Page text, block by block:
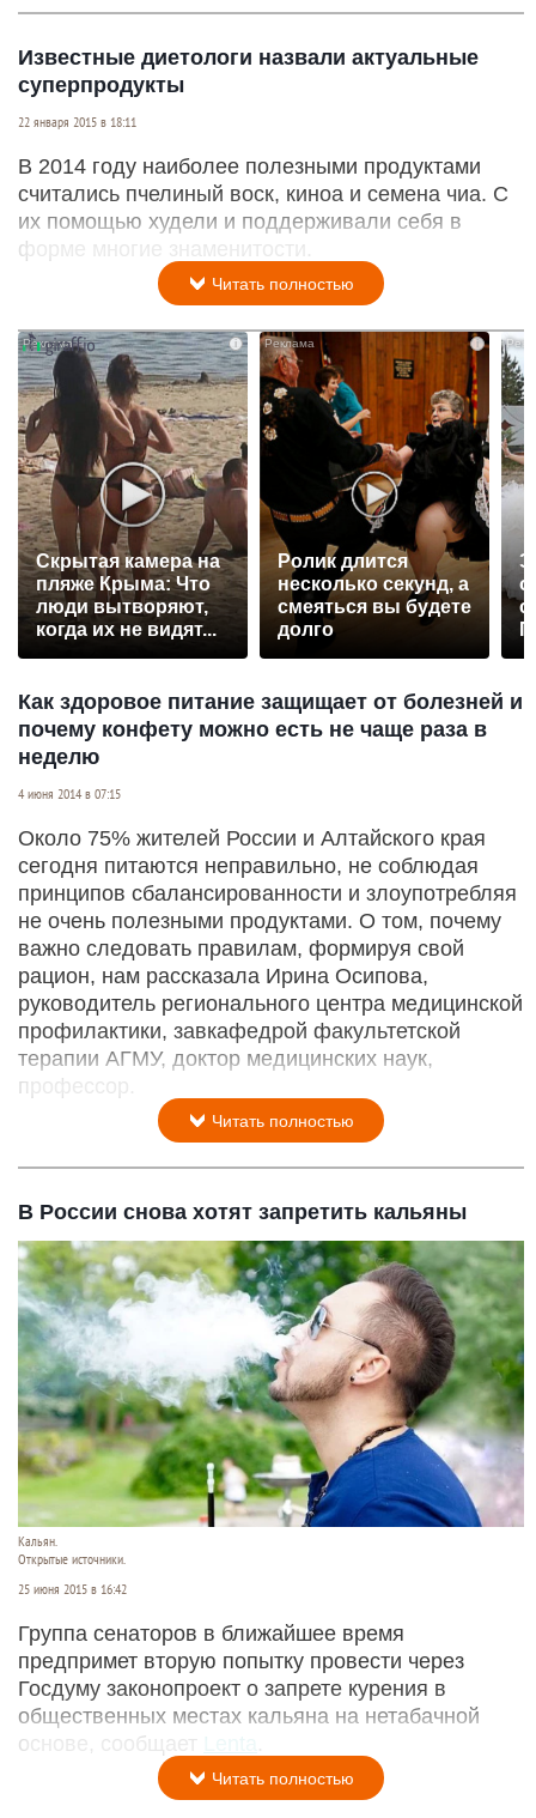
Известные диетологи назвали актуальные
суперпродукты
22 января 2015 в 18:11
В 2014 году наиболее полезными продуктами
считались пчелиный воск, киноа и семена чиа. С
их помощью худели и поддерживали себя в
форме многие знаменитости.
Читать полностью
i
Скрытая камера на
пляже Крыма: Что
люди вытворяют,
когда их не видят...
Ролик длится
несколько секунд, а
смеяться вы будете
долго
Как здоровое питание защищает от болезней и
почему конфету можно есть не чаще раза в
неделю
4 июня 2014 в 07:15
Около 75% жителей России и Алтайского края
сегодня питаются неправильно, не соблюдая
принципов сбалансированности и злоупотребляя
не очень полезными продуктами. О том, почему
важно следовать правилам, формируя свой
рацион, нам рассказала Ирина Осипова,
руководитель регионального центра медицинской
профилактики, завкафедрой факультетской
терапии АГМУ, доктор медицинских наук,
профессор.
Читать полностью
В России снова хотят запретить кальяны
Кальян.
Открытые источники.
25 июня 2015 в 16:42
Группа сенаторов в ближайшее время
предпримет вторую попытку провести через
Госдуму законопроект о запрете курения в
общественных местах кальяна на нетабачной
основе, сообщает Lenta
Читать полностью